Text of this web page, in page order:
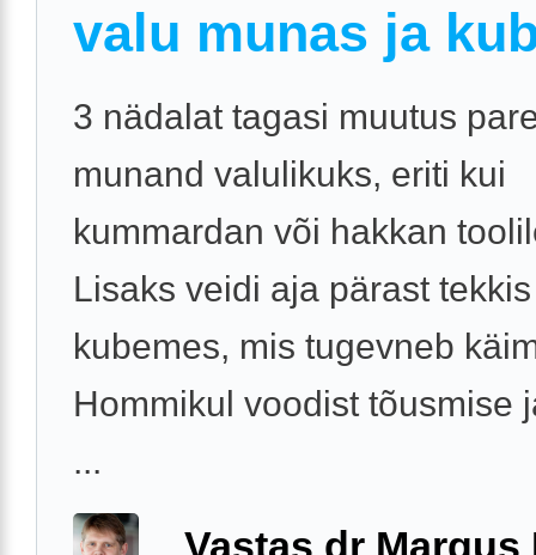
valu munas ja
3 nädalat tagasi muutus
munand valulikuks, eriti kui
kummardan või hakkan
Lisaks veidi aja pärast
kubemes, mis tugevneb
Hommikul voodist tõusmise
...
Vastas dr Margus